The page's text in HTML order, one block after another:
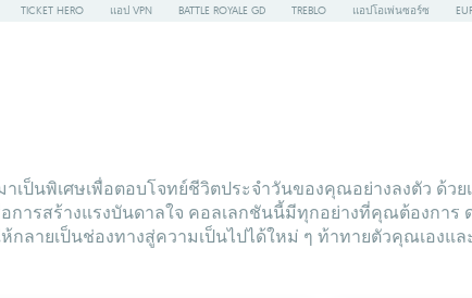
TICKET HERO แอป VPN BATTLE ROYALE GD TREBLO แอปโอเพ่นซอร์ซ
าเป็นพิเศษเพื่อตอบโจทย์ชีวิตประจำวันของคุณอย่างลงตัว
การสร้างแรงบันดาลใจ คอลเลกชันนี้มีทุกอย่างที่คุณต้องก
ลายเป็นช่องทางสู่ความเป็นไปได้ใหม่ ๆ ท้าทายตัวคุณเอง